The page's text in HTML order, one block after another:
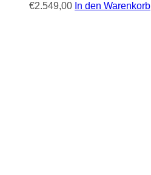
€2.549,00 In den Warenkorb